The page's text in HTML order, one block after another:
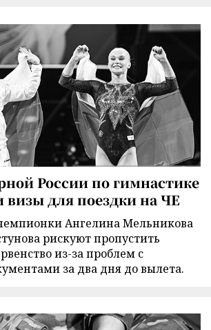
России по гимнастике
визы для поездки на ЧЕ
Ангелина Мельникова
рискуют пропустить
из-за проблем с
за два дня до вылета.